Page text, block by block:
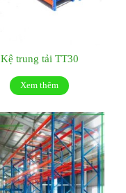
Kệ trung tải TT30
Xem thêm